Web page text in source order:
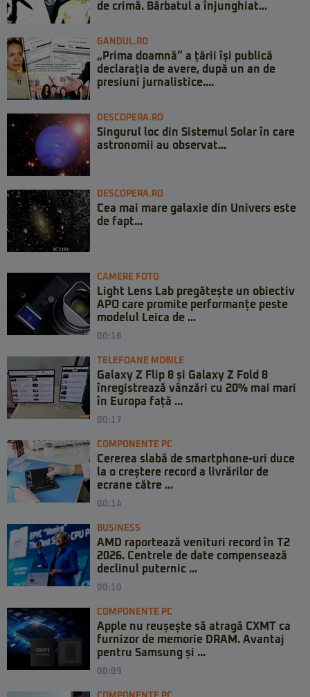
de crimă. Bărbatul a înjunghiat...
GANDUL.RO
„Prima doamnă” a țării își publică
declarația de avere, după un an de
presiuni jurnalistice....
DESCOPERA.RO
Singurul loc din Sistemul Solar în care
astronomii au observat...
DESCOPERA.RO
Cea mai mare galaxie din Univers este
de fapt...
CAMERE FOTO
Light Lens Lab pregătește un obiectiv
APO care promite performanțe peste
modelul Leica de ...
00:18
TELEFOANE MOBILE
Galaxy Z Flip 8 și Galaxy Z Fold 8
înregistrează vânzări cu 20% mai mari
în Europa față ...
00:17
COMPONENTE PC
Cererea slabă de smartphone-uri duce
la o creștere record a livrărilor de
ecrane către ...
00:14
BUSINESS
AMD raportează venituri record în T2
2026. Centrele de date compensează
declinul puternic ...
00:10
COMPONENTE PC
Apple nu reușește să atragă CXMT ca
furnizor de memorie DRAM. Avantaj
pentru Samsung și ...
00:09